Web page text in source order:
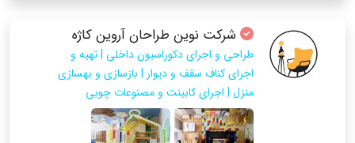
شرکت نوین طراحان آروین کاژه
طراحی و اجرای دکوراسیون داخلی | تهیه و
اجرای کناف سقف و دیوار | بازسازی و بهسازی
منزل | اجرای کابینت و مصنوعات چوبی